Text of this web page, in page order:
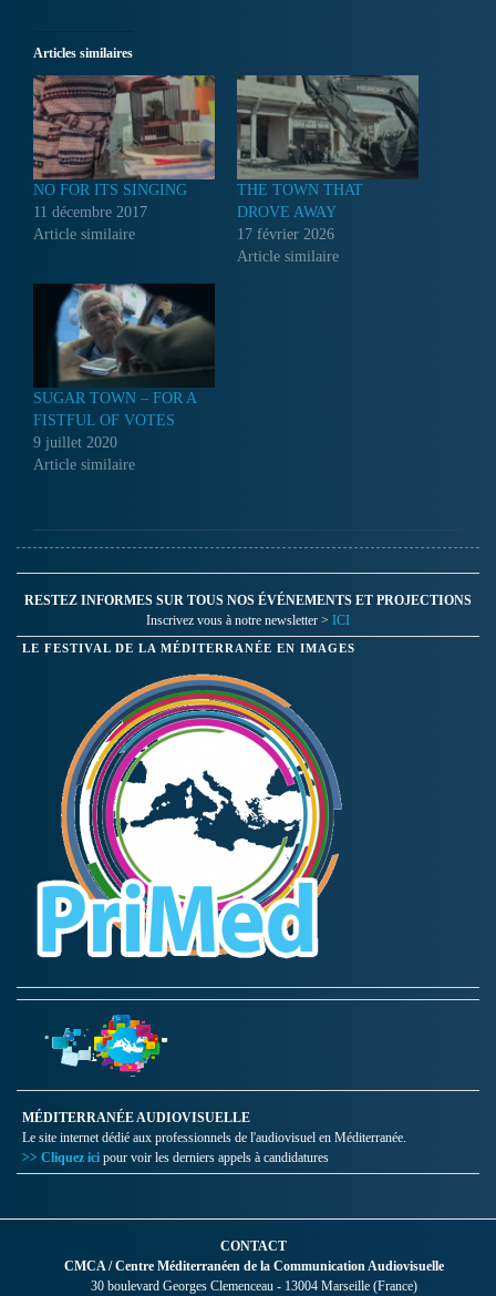
Articles similaires
NO FOR ITS SINGING
11 décembre 2017
Article similaire
THE TOWN THAT
DROVE AWAY
17 février 2026
Article similaire
SUGAR TOWN – FOR A
FISTFUL OF VOTES
9 juillet 2020
Article similaire
RESTEZ INFORMES SUR TOUS NOS ÉVÉNEMENTS ET PROJECTIONS
Inscrivez vous à notre newsletter > ICI
LE FESTIVAL DE LA MÉDITERRANÉE EN IMAGES
MÉDITERRANÉE AUDIOVISUELLE
Le site internet dédié aux professionnels de l'audiovisuel en Méditerranée.
>> Cliquez ici pour voir les derniers appels à candidatures
CONTACT
CMCA / Centre Méditerranéen de la Communication Audiovisuelle
30 boulevard Georges Clemenceau - 13004 Marseille (France)